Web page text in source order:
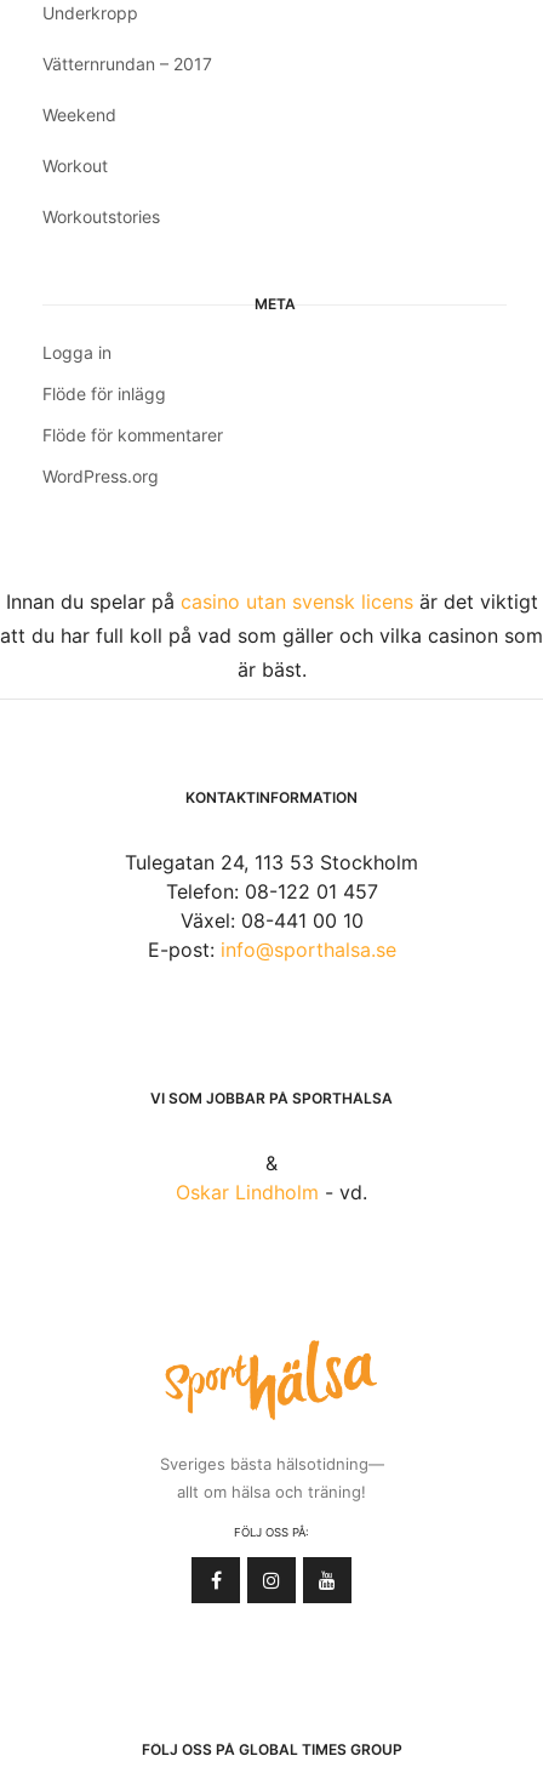
Underkropp
Vätternrundan – 2017
Weekend
Workout
Workoutstories
META
Logga in
Flöde för inlägg
Flöde för kommentarer
WordPress.org
Innan du spelar på casino utan svensk licensär det viktigt
att du har full koll på vad som gäller och vilka casinon som
är bäst.
KONTAKTINFORMATION
Tulegatan 24, 113 53 Stockholm
Telefon: 08-122 01 457
Växel: 08-441 00 10
E-post: info@sporthalsa.se
VI SOM JOBBAR PÅ SPORTHÄLSA
&
Oskar Lindholm - vd.
Sveriges bästa hälsotidning—
allt om hälsa och träning!
FÖLJ OSS PÅ:
FÖLJ OSS PÅ GLOBAL TIMES GROUP